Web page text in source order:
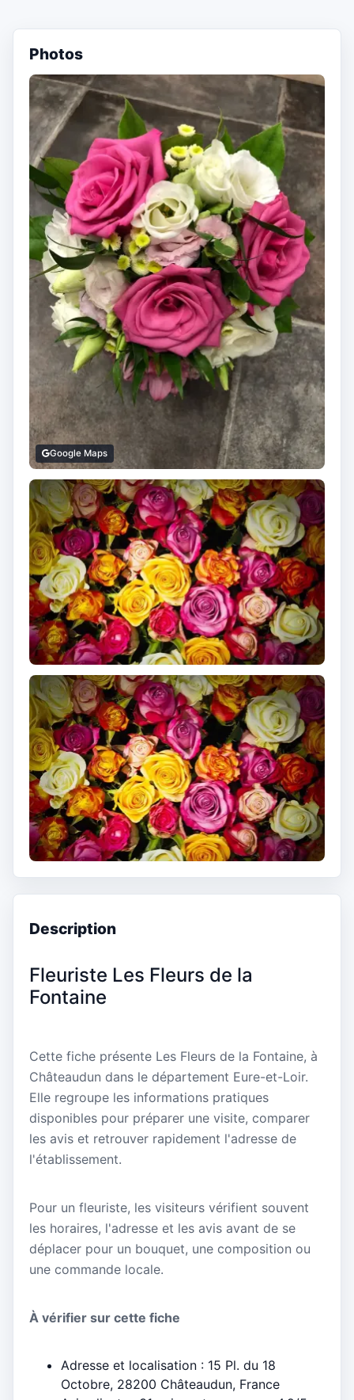
Photos
Google Maps
Description
Fleuriste Les Fleurs de la
Fontaine
Cette fiche présente Les Fleurs de la Fontaine, à
Châteaudun dans le département Eure-et-Loir.
Elle regroupe les informations pratiques
disponibles pour préparer une visite, comparer
les avis et retrouver rapidement l'adresse de
l'établissement.
Pour un fleuriste, les visiteurs vérifient souvent
les horaires, l'adresse et les avis avant de se
déplacer pour un bouquet, une composition ou
une commande locale.
À vérifier sur cette fiche
Adresse et localisation : 15 Pl. du 18
Octobre, 28200 Châteaudun, France